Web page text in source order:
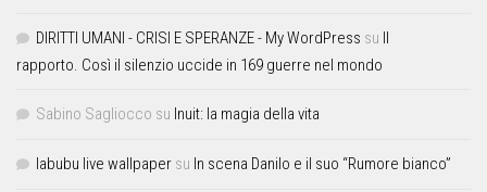
DIRITTI UMANI - CRISI E SPERANZE - My WordPress su Il
rapporto. Così il silenzio uccide in 169 guerre nel mondo
Sabino Sagliocco su Inuit: la magia della vita
labubu live wallpaper su In scena Danilo e il suo “Rumore bianco”